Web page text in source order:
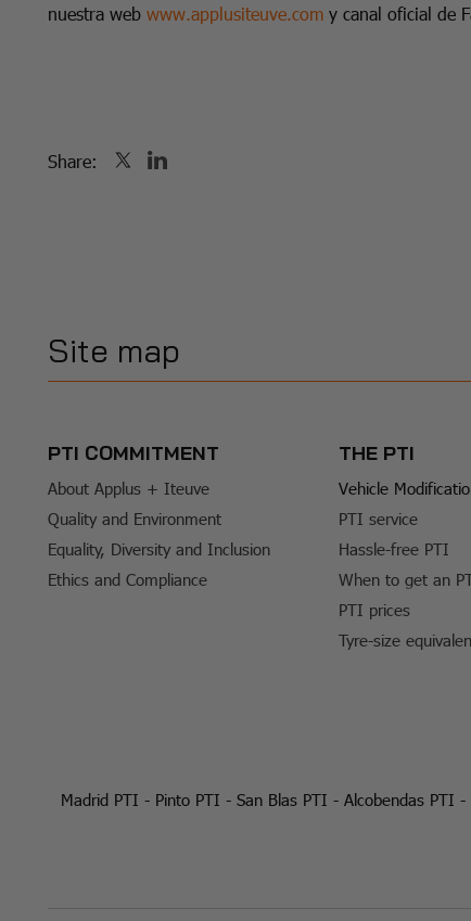
nuestra web www.applusiteuve.com y canal oficial de
Share:
Site map
PTI COMMITMENT
About Applus + Iteuve
Quality and Environment
Equality, Diversity and Inclusion
Ethics and Compliance
THE PTI
Vehicle
PTI service
Hassle-free PTI
When to get an
PTI prices
Tyre-size
Madrid PTI - Pinto PTI - San Blas PTI - Alcobendas PTI -